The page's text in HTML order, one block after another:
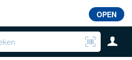
OPEN